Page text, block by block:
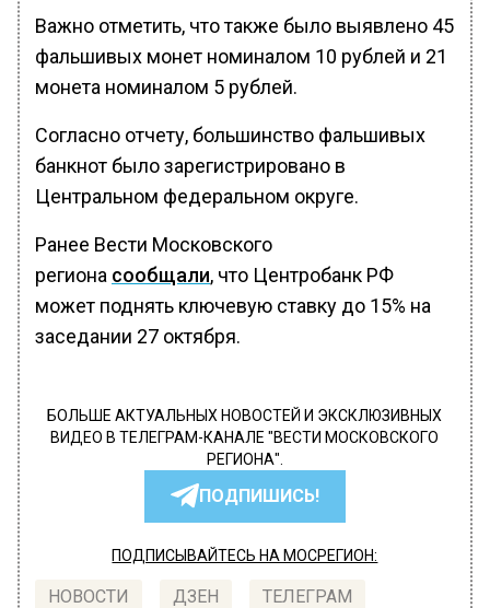
Важно отметить, что также было выявлено 45
фальшивых монет номиналом 10 рублей и 21
монета номиналом 5 рублей.
Согласно отчету, большинство фальшивых
банкнот было зарегистрировано в
Центральном федеральном округе.
Ранее Вести Московского
региона сообщали, что Центробанк РФ
может поднять ключевую ставку до 15% на
заседании 27 октября.
БОЛЬШЕ АКТУАЛЬНЫХ НОВОСТЕЙ И ЭКСКЛЮЗИВНЫХ
ВИДЕО В ТЕЛЕГРАМ-КАНАЛЕ "ВЕСТИ МОСКОВСКОГО
РЕГИОНА".
ПОДПИШИСЬ!
ПОДПИСЫВАЙТЕСЬ НА МОСРЕГИОН:
НОВОСТИ ДЗЕН ТЕЛЕГРАМ